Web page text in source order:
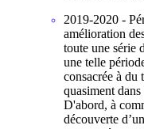
2019-2020 -
amélioration
toute une série
une telle
consacrée à du
quasiment
D'abord, à
découverte